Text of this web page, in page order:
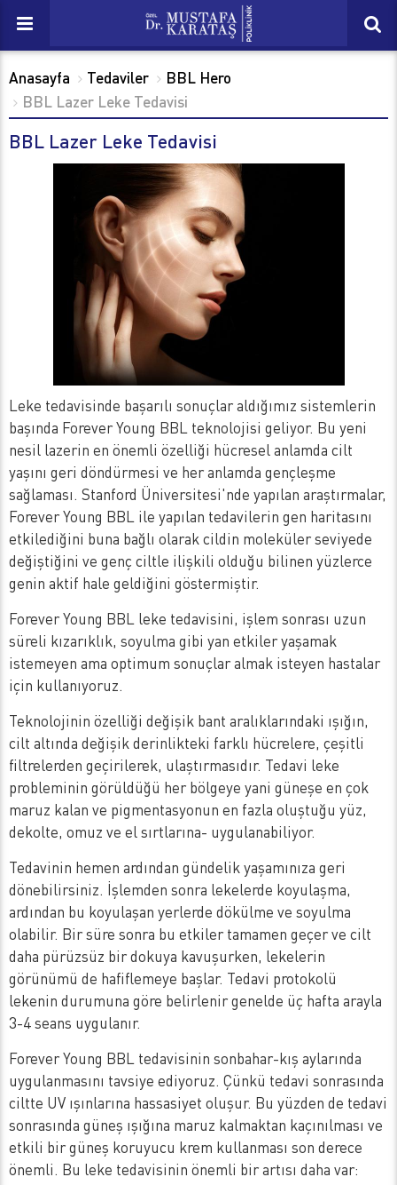
Anasayfa Tedaviler
BBL Hero
BBL Lazer Leke Tedavisi
BBL Lazer Leke Tedavisi
Leke tedavisinde başarılı sonuçlar aldığımız sistemlerin
başında Forever Young BBL teknolojisi geliyor. Bu yeni
nesil lazerin en önemli özelliği hücresel anlamda cilt
yaşını geri döndürmesi ve her anlamda gençleşme
sağlaması. Stanford Üniversitesi'nde yapılan araştırmalar,
Forever Young BBL ile yapılan tedavilerin gen haritasını
etkilediğini buna bağlı olarak cildin moleküler seviyede
değiştiğini ve genç ciltle ilişkili olduğu bilinen yüzlerce
genin aktif hale geldiğini göstermiştir.
Forever Young BBL leke tedavisini, işlem sonrası uzun
süreli kızarıklık, soyulma gibi yan etkiler yaşamak
istemeyen ama optimum sonuçlar almak isteyen hastalar
için kullanıyoruz.
Teknolojinin özelliği değişik bant aralıklarındaki ışığın,
cilt altında değişik derinlikteki farklı hücrelere, çeşitli
filtrelerden geçirilerek, ulaştırmasıdır. Tedavi leke
probleminin görüldüğü her bölgeye yani güneşe en çok
maruz kalan ve pigmentasyonun en fazla oluştuğu yüz,
dekolte, omuz ve el sırtlarına- uygulanabiliyor.
Tedavinin hemen ardından gündelik yaşamınıza geri
dönebilirsiniz. İşlemden sonra lekelerde koyulaşma,
ardından bu koyulaşan yerlerde dökülme ve soyulma
olabilir. Bir süre sonra bu etkiler tamamen geçer ve cilt
daha pürüzsüz bir dokuya kavuşurken, lekelerin
görünümü de hafiflemeye başlar. Tedavi protokolü
lekenin durumuna göre belirlenir genelde üç hafta arayla
3-4 seans uygulanır.
Forever Young BBL tedavisinin sonbahar-kış aylarında
uygulanmasını tavsiye ediyoruz. Çünkü tedavi sonrasında
ciltte UV ışınlarına hassasiyet oluşur. Bu yüzden de tedavi
sonrasında güneş ışığına maruz kalmaktan kaçınılması ve
etkili bir güneş koruyucu krem kullanması son derece
önemli. Bu leke tedavisinin önemli bir artısı daha var: